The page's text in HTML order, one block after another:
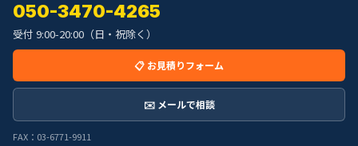
050-3470-4265
受付 9:00-20:00（日・祝除く）
📋 お見積りフォーム
✉️ メールで相談
FAX：03-6771-9911